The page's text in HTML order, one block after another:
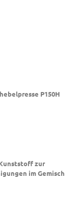
P150H
zur
im Gemisch